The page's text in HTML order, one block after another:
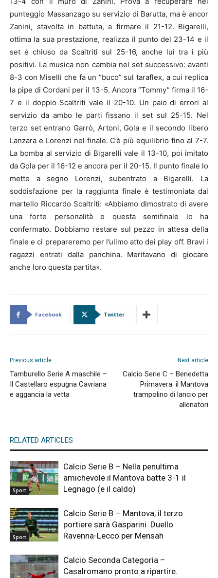
punteggio Massanzago su servizio di Barutta, ma è ancor
Zanini, stavolta in battuta, a firmare il 21-12. Bigarelli,
ottima la sua prestazione, realizza il punto del 23-14 e il
set è chiuso da Scaltriti sul 25-16, anche lui tra i più
positivi. La musica non cambia nel set successivo: avanti
8-3 con Miselli che fa un “buco” sul taraflex, a cui replica
la pipe di Cordani per il 13-5. Ancora “Tommy” firma il 16-
7 e il doppio Scaltriti vale il 20-10. Un paio di errori al
servizio da ambo le parti fissano il set sul 25-15. Nel
terzo set entrano Garrò, Artoni, Gola e il secondo libero
Lanzara e Lorenzi nel finale. C’è più equilibrio fino al 7-7.
La bomba al servizio di Bigarelli vale il 13-10, poi imitato
da Gola per il 16-12 e ancora per il 20-15. Il punto finale lo
mette a segno Lorenzi, subentrato a Bigarelli. La
soddisfazione per la raggiunta finale è testimoniata dal
martello Riccardo Scaltriti: «Abbiamo dimostrato di avere
una forte personalità e questa semifinale lo ha
confermato. Dobbiamo restare sul pezzo in attesa della
finale e ci prepareremo per l’ulimo atto dei play off. Bravi i
ragazzi entrati dalla panchina. Meritavano di giocare
anche loro questa partita».
Facebook Twitter
Previous article
Tamburello Serie A maschile –
Il Castellaro espugna Cavriana
e aggancia la vetta
Next article
Calcio Serie C – Benedetta
Primavera: il Mantova
trampolino di lancio per
allenatori
RELATED ARTICLES
Sport
Calcio Serie B – Nella penultima
amichevole il Mantova batte 3-1 il
Legnago (e il caldo)
Sport
Calcio Serie B – Mantova, il terzo
portiere sarà Gasparini. Duello
Ravenna-Lecco per Mensah
Calcio Seconda Categoria –
Casalromano pronto a ripartire.